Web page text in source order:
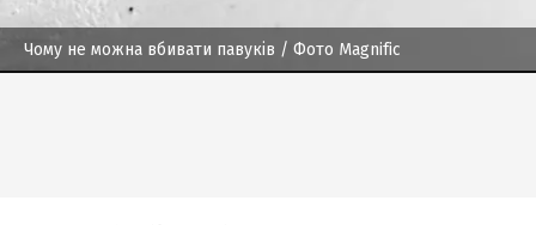
Чому не можна вбивати павуків / Фото Magnific